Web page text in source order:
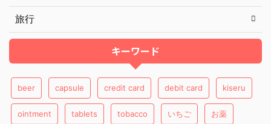
旅行
キーワード
beer capsule credit card debit card kiseru
ointment tablets tobacco いちご お薬